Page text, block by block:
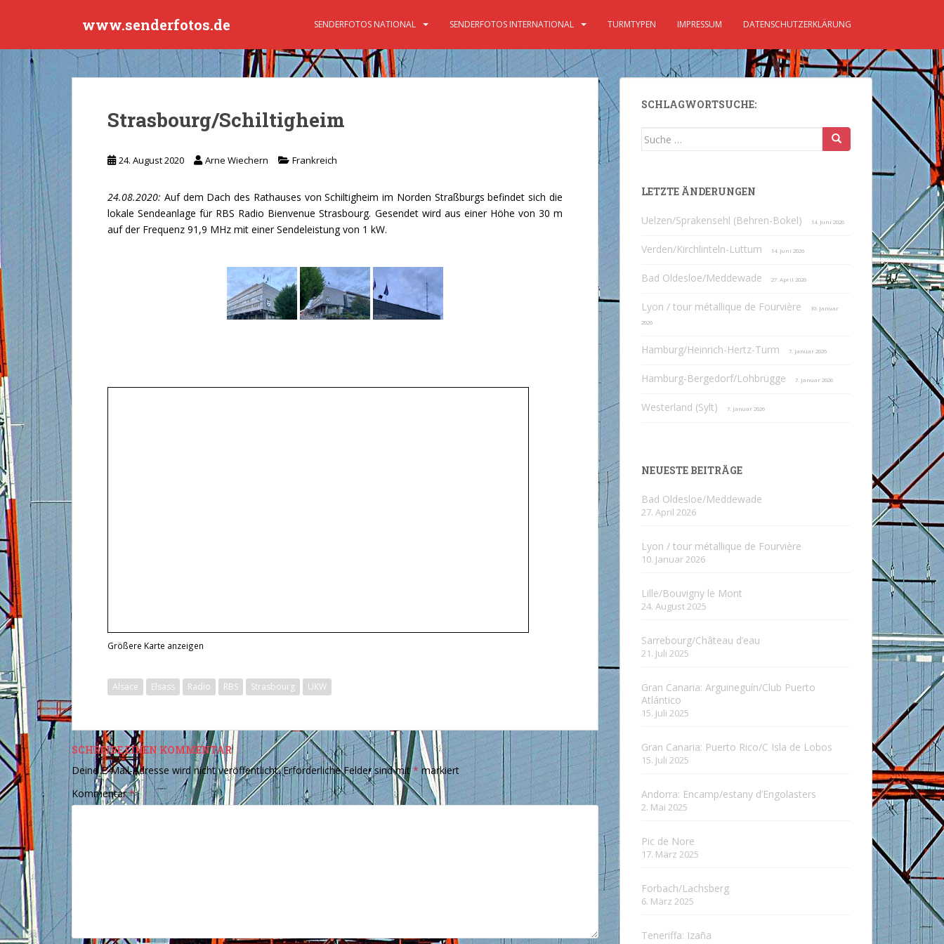
t
www.senderfotos.de SENDERFOTOS NATIONAL SENDERFOTOS INTERNATIONAL TURMTYPEN IMPRESSUM DATENSCHUTZERKLÄRUNG
Strasbourg/Schiltigheim
24. August 2020 Arne Wiechern Frankreich
24.08.2020: Auf dem Dach des Rathauses von Schiltigheim im Norden Straßburgs befindet sich die
lokale Sendeanlage für RBS Radio Bienvenue Strasbourg. Gesendet wird aus einer Höhe von 30 m
auf der Frequenz 91,9 MHz mit einer Sendeleistung von 1 kW.
Größere Karte anzeigen
Alsace Elsass Radio RBS Strasbourg UKW
SCHREIBE EINEN KOMMENTAR
Deine E-Mail-Adresse wird nicht veröffentlicht. Erforderliche Felder sind mit* markiert
Kommentar*
SCHLAGWORTSUCHE:
Suche
LETZTE ÄNDERUNGEN
Uelzen/Sprakensehl (Behren-Bokel) 14. Juni 2026
Verden/Kirchlinteln-Luttum 14. Juni 2026
Bad Oldesloe/Meddewade 27. April 2026
Lyon / tour métallique de Fourvière
10. Januar
2026
Hamburg/Heinrich-Hertz-Turm 7. Januar 2026
Hamburg-Bergedorf/Lohbrügge 7. Januar 2026
Westerland (Sylt) 7. Januar 2026
NEUESTE BEITRÄGE
Bad Oldesloe/Meddewade
27. April 2026
Lyon / tour métallique de Fourvière
10. Januar 2026
Lille/Bouvigny le Mont
24. August 2025
Sarrebourg/Château d’eau
21. Juli 2025
Gran Canaria: Arguineguín/Club Puerto
Atlántico
15. Juli 2025
Gran Canaria: Puerto Rico/C Isla de Lobos
15. Juli 2025
Andorra: Encamp/estany d’Engolasters
2. Mai 2025
Pic de Nore
17. März 2025
Forbach/Lachsberg
6. März 2025
Teneriffa: Izaña